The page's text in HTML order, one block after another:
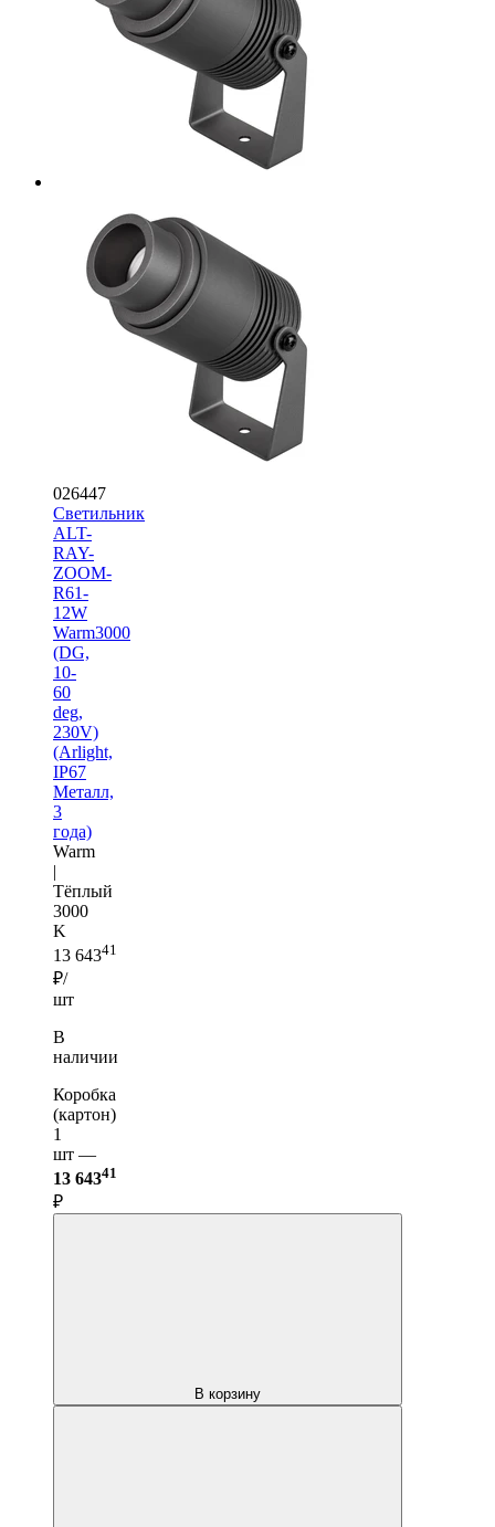
026447
Светильник
ALT-
RAY-
ZOOM-
R61-
12W
Warm3000
(DG,
10-
60
deg,
230V)
(Arlight,
IP67
Металл,
3
года)
Warm
|
Тёплый
3000
K
13 64341
₽/
шт
В
наличии
Коробка
(картон)
1
шт —
13 64341
₽
В корзину